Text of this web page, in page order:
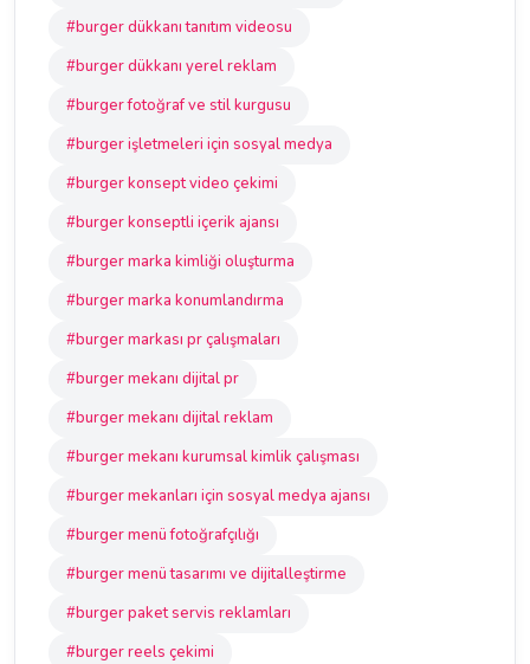
#burger dükkanı tanıtım videosu
#burger dükkanı yerel reklam
#burger fotoğraf ve stil kurgusu
#burger işletmeleri için sosyal medya
#burger konsept video çekimi
#burger konseptli içerik ajansı
#burger marka kimliği oluşturma
#burger marka konumlandırma
#burger markası pr çalışmaları
#burger mekanı dijital pr
#burger mekanı dijital reklam
#burger mekanı kurumsal kimlik çalışması
#burger mekanları için sosyal medya ajansı
#burger menü fotoğrafçılığı
#burger menü tasarımı ve dijitalleştirme
#burger paket servis reklamları
#burger reels çekimi